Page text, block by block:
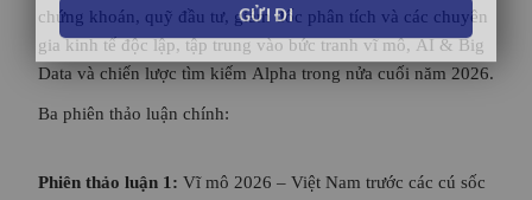
chứng khoán, quỹ đầu tư, giám đốc phân tích và các chuyên
gia kinh tế độc lập, tập trung vào bức tranh vĩ mô, AI & Big
Data và chiến lược tìm kiếm Alpha trong nửa cuối năm 2026.
Ba phiên thảo luận chính:
Phiên thảo luận 1: Vĩ mô 2026 – Việt Nam trước các cú sốc